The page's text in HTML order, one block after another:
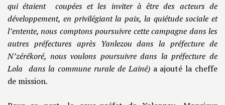
qui étaient coupées et les inviter à être des acteurs de
développement, en privilégiant la paix, la quiétude sociale et
l’entente, nous comptons poursuivre cette campagne dans les
autres préfectures après Yanlezou dans la préfecture de
N’zérékoré, nous voulons poursuivre dans la préfecture de
Lola dans la commune rurale de Lainé) a ajouté la cheffe
de mission.